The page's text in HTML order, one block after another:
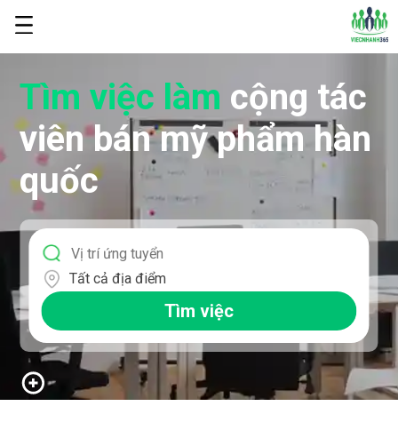
Tìm việc làm cộng tác
viên bán mỹ phẩm hàn
quốc
Tất cả địa điểm
Tìm việc